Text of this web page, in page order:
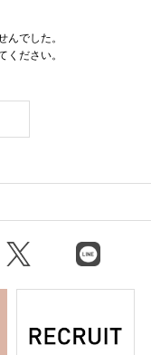
んでした。
ください。
X（旧Twitter） LINE